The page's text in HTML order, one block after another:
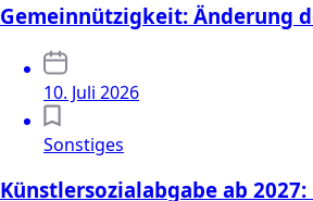
Gemeinnützigkeit: Änderung
10. Juli 2026
Sonstiges
Künstlersozialabgabe ab